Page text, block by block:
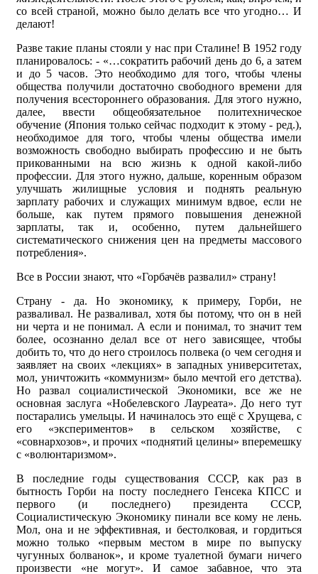
со всей страной, можно было делать все что угодно… И
делают!
Разве такие планы стояли у нас при Сталине! В 1952 году
планировалось: - «…сократить рабочий день до 6, а затем
и до 5 часов. Это необходимо для того, чтобы члены
общества получили достаточно свободного времени для
получения всестороннего образования. Для этого нужно,
далее, ввести общеобязательное политехническое
обучение (Япония только сейчас подходит к этому - ред.),
необходимое для того, чтобы члены общества имели
возможность свободно выбирать профессию и не быть
прикованными на всю жизнь к одной какой-либо
профессии. Для этого нужно, дальше, коренным образом
улучшать жилищные условия и поднять реальную
зарплату рабочих и служащих минимум вдвое, если не
больше, как путем прямого повышения денежной
зарплаты, так и, особенно, путем дальнейшего
систематического снижения цен на предметы массового
потребления».
Все в России знают, что «Горбачёв развалил» страну!
Страну - да. Но экономику, к примеру, Горби, не
разваливал. Не разваливал, хотя бы потому, что он в ней
ни черта и не понимал. А если и понимал, то значит тем
более, осознанно делал все от него зависящее, чтобы
добить то, что до него строилось полвека (о чем сегодня и
заявляет на своих «лекциях» в западных университетах,
мол, уничтожить «коммунизм» было мечтой его детства).
Но развал социалистической Экономики, все же не
основная заслуга «Нобелевского Лауреата». До него тут
постарались умельцы. И начиналось это ещё с Хрущева, с
его «экспериментов» в сельском хозяйстве, с
«совнархозов», и прочих «поднятий целины» вперемешку
с «волюнтаризмом».
В последние годы существования СССР, как раз в
бытность Горби на посту последнего Генсека КПСС и
первого (и последнего) президента СССР,
Социалистическую Экономику пинали все кому не лень.
Мол, она и не эффективная, и бестолковая, и гордиться
можно только «первым местом в мире по выпуску
чугунных болванок», и кроме туалетной бумаги ничего
произвести «не могут». И самое забавное, что эта